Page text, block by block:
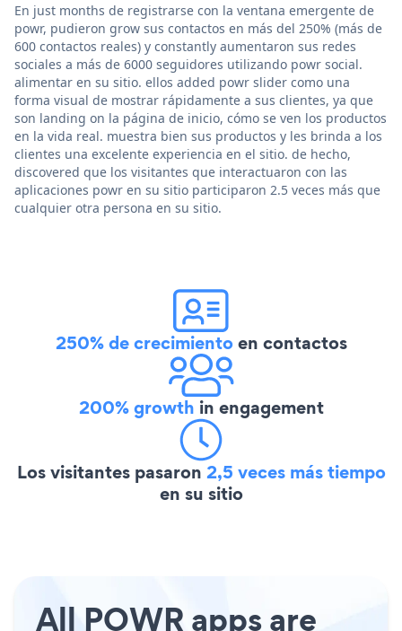
En just months de registrarse con la ventana emergente de
powr, pudieron grow sus contactos en más del 250% (más de
600 contactos reales) y constantly aumentaron sus redes
sociales a más de 6000 seguidores utilizando powr social.
alimentar en su sitio. ellos added powr slider como una
forma visual de mostrar rápidamente a sus clientes, ya que
son landing on la página de inicio, cómo se ven los productos
en la vida real. muestra bien sus productos y les brinda a los
clientes una excelente experiencia en el sitio. de hecho,
discovered que los visitantes que interactuaron con las
aplicaciones powr en su sitio participaron 2.5 veces más que
cualquier otra persona en su sitio.
250% de crecimientoen contactos
200% growth in engagement
Los visitantes pasaron 2,5 veces más tiempo
en su sitio
All POWR apps are